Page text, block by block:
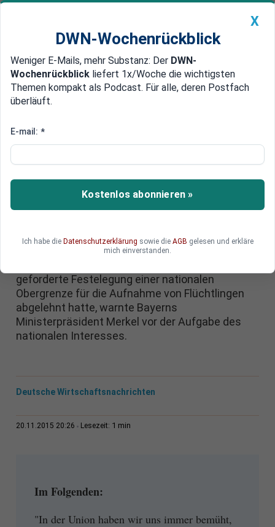
Newsticker MEIN DWN: Geldanlage Premium
Edelmetalle DWN-Magazin China
Offener Konflikt ausgebrochen
Flüchtlinge: Seehofer wirft
Merkel vor, die nationalen
Interessen aufzugeben
Auf dem CSU-Parteitag in München ist es zum
Vorsitzenden Horst Seehofer und CDU-Chefin
Angela Merkel gekommen. Nachdem die
geforderte Festelegung einer nationalen
Obergrenze für die Aufnahme von Flüchtlingen
abgelehnt hatte, warnte Bayerns
Ministerpräsident Merkel vor der Aufgabe des
nationalen Interesses.
Deutsche Wirtschaftsnachrichten
20.11.2015 20:26 Lesezeit: 1 min
Im Folgenden:
"In der Union haben wir uns immer bemüht,
X
DWN-Wochenrückblick
Weniger E-Mails, mehr Substanz: Der DWN-
Wochenrückblick liefert 1x/Woche die wichtigsten
Themen kompakt als Podcast. Für alle, deren Postfach
überläuft.
E-mail: *
Kostenlos abonnieren »
Ich habe die Datenschutzerklärung sowie die AGB gelesen und erkläre
mich einverstanden.